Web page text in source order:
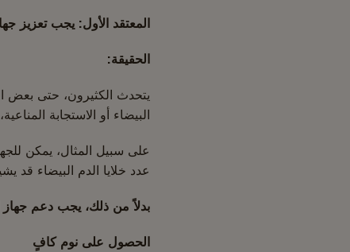
المعتقد الأول: يجب تعزيز
الحقيقة:
يتحدث الكثيرون، حتى بعض
البيضاء أو الاستجابة
على سبيل المثال، يمكن
عدد خلايا الدم البيضاء
بدلاً من ذلك، يجب دعم
الحصول على نوم كافٍ